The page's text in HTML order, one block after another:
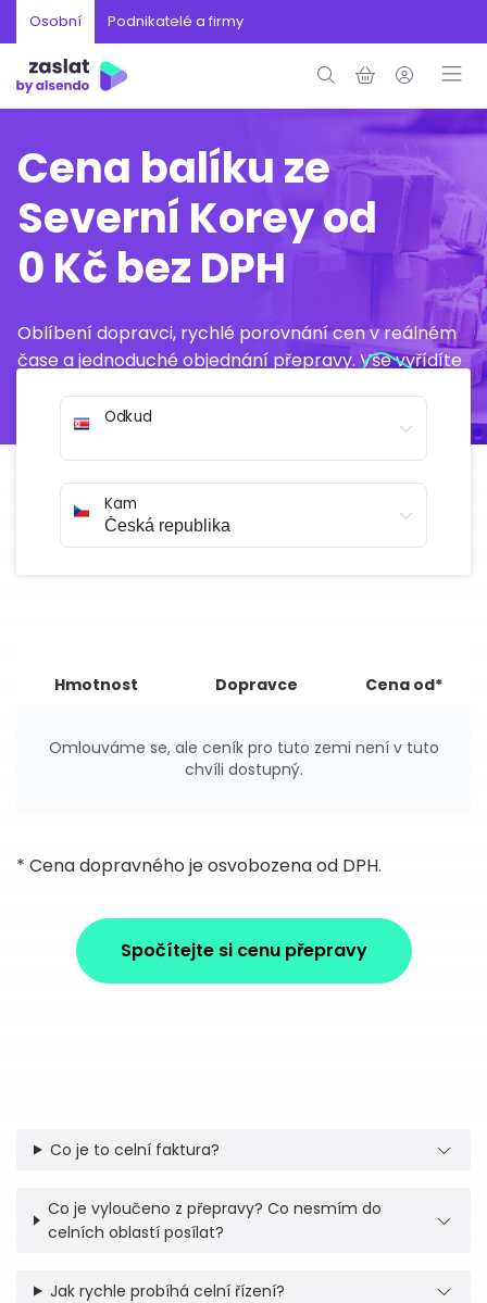
Osobní Podnikatelé a firmy
Cena balíku ze
Severní Korey od
0 Kč bez DPH
Oblíbení dopravci, rychlé porovnání cen v reálném
čase a jednoduché objednání přepravy. Vše vyřídíte
Odkud
Kam
Hmotnost Dopravce Cena od*
Omlouváme se, ale ceník pro tuto zemi není v tuto
chvíli dostupný.
* Cena dopravného je osvobozena od DPH.
Spočítejte si cenu přepravy
Co je to celní faktura?
Co je vyloučeno z přepravy? Co nesmím do
celních oblastí posílat?
Jak rychle probíhá celní řízení?